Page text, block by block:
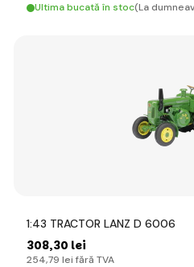
Ultima bucată în stoc(La
1:43 TRACTOR LANZ D 6006
308,30 lei
254,79 lei fără TVA